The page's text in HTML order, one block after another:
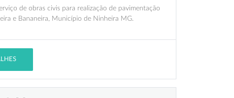
de obras civis para realização de pavimentação
e Bananeira, Município de Ninheira MG.